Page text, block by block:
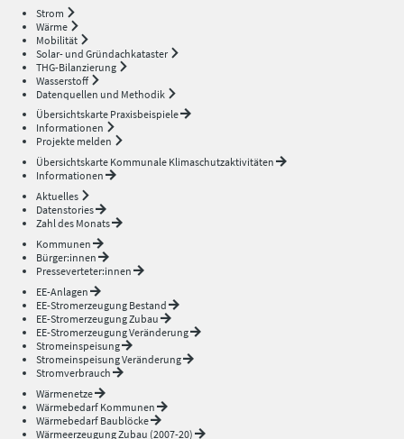
Strom
Wärme
Mobilität
Solar- und Gründachkataster
THG-Bilanzierung
Wasserstoff
Datenquellen und Methodik
Übersichtskarte Praxisbeispiele
Informationen
Projekte melden
Übersichtskarte Kommunale Klimaschutzaktivitäten
Informationen
Aktuelles
Datenstories
Zahl des Monats
Kommunen
Bürger:innen
Presseverteter:innen
EE-Anlagen
EE-Stromerzeugung Bestand
EE-Stromerzeugung Zubau
EE-Stromerzeugung Veränderung
Stromeinspeisung
Stromeinspeisung Veränderung
Stromverbrauch
Wärmenetze
Wärmebedarf Kommunen
Wärmebedarf Baublöcke
Wärmeerzeugung Zubau (2007-20)